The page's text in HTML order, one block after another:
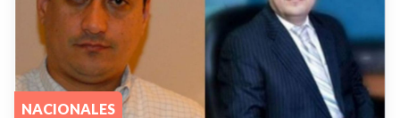
NACIONALES